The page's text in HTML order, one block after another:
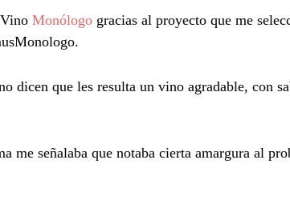
VinoMonólogo gracias al proyecto que me
dicen que les resulta un vino agradable, con
me señalaba que notaba cierta amargura al